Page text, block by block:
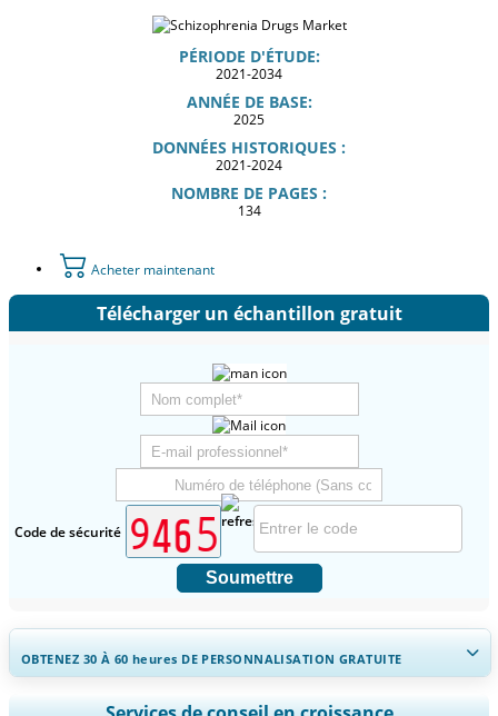
PÉRIODE D'ÉTUDE:
2021-2034
ANNÉE DE BASE:
2025
DONNÉES HISTORIQUES :
2021-2024
NOMBRE DE PAGES :
134
Acheter maintenant
Télécharger un échantillon gratuit
Code de sécurité
Soumettre
OBTENEZ 30 À 60heures DE PERSONNALISATION GRATUITE
Ampliar a cobertura regional e por país, Análise de segmentos,